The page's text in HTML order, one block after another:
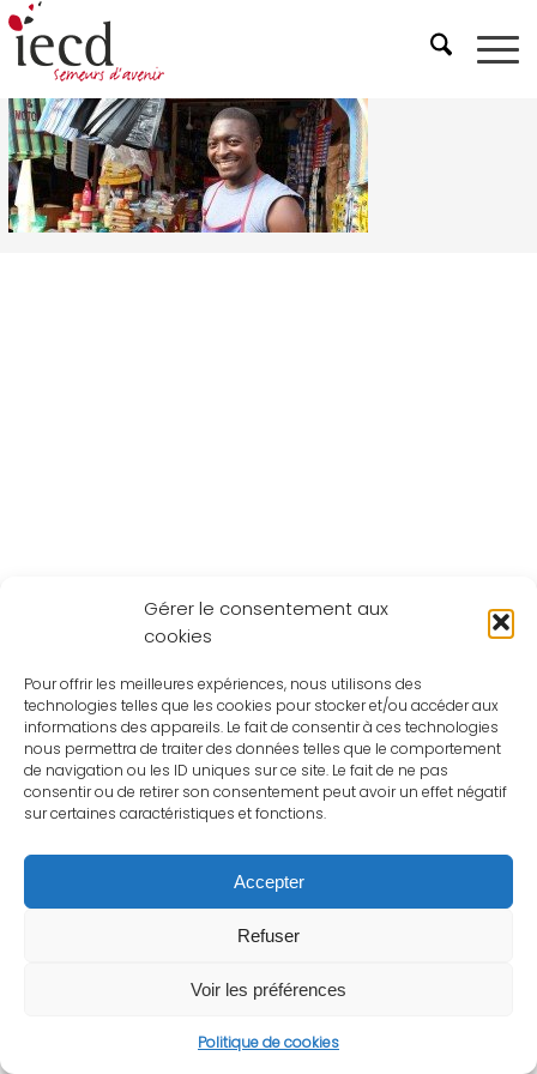
Gérer le consentement aux
cookies
Pour offrir les meilleures expériences, nous utilisons des
technologies telles que les cookies pour stocker et/ou accéder aux
informations des appareils. Le fait de consentir à ces technologies
nous permettra de traiter des données telles que le comportement
de navigation ou les ID uniques sur ce site. Le fait de ne pas
consentir ou de retirer son consentement peut avoir un effet négatif
sur certaines caractéristiques et fonctions.
Accepter
Refuser
Voir les préférences
Politique de cookies